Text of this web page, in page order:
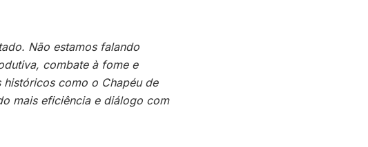
Não estamos falando
combate à fome e
como o Chapéu de
mais eficiência e diálogo com